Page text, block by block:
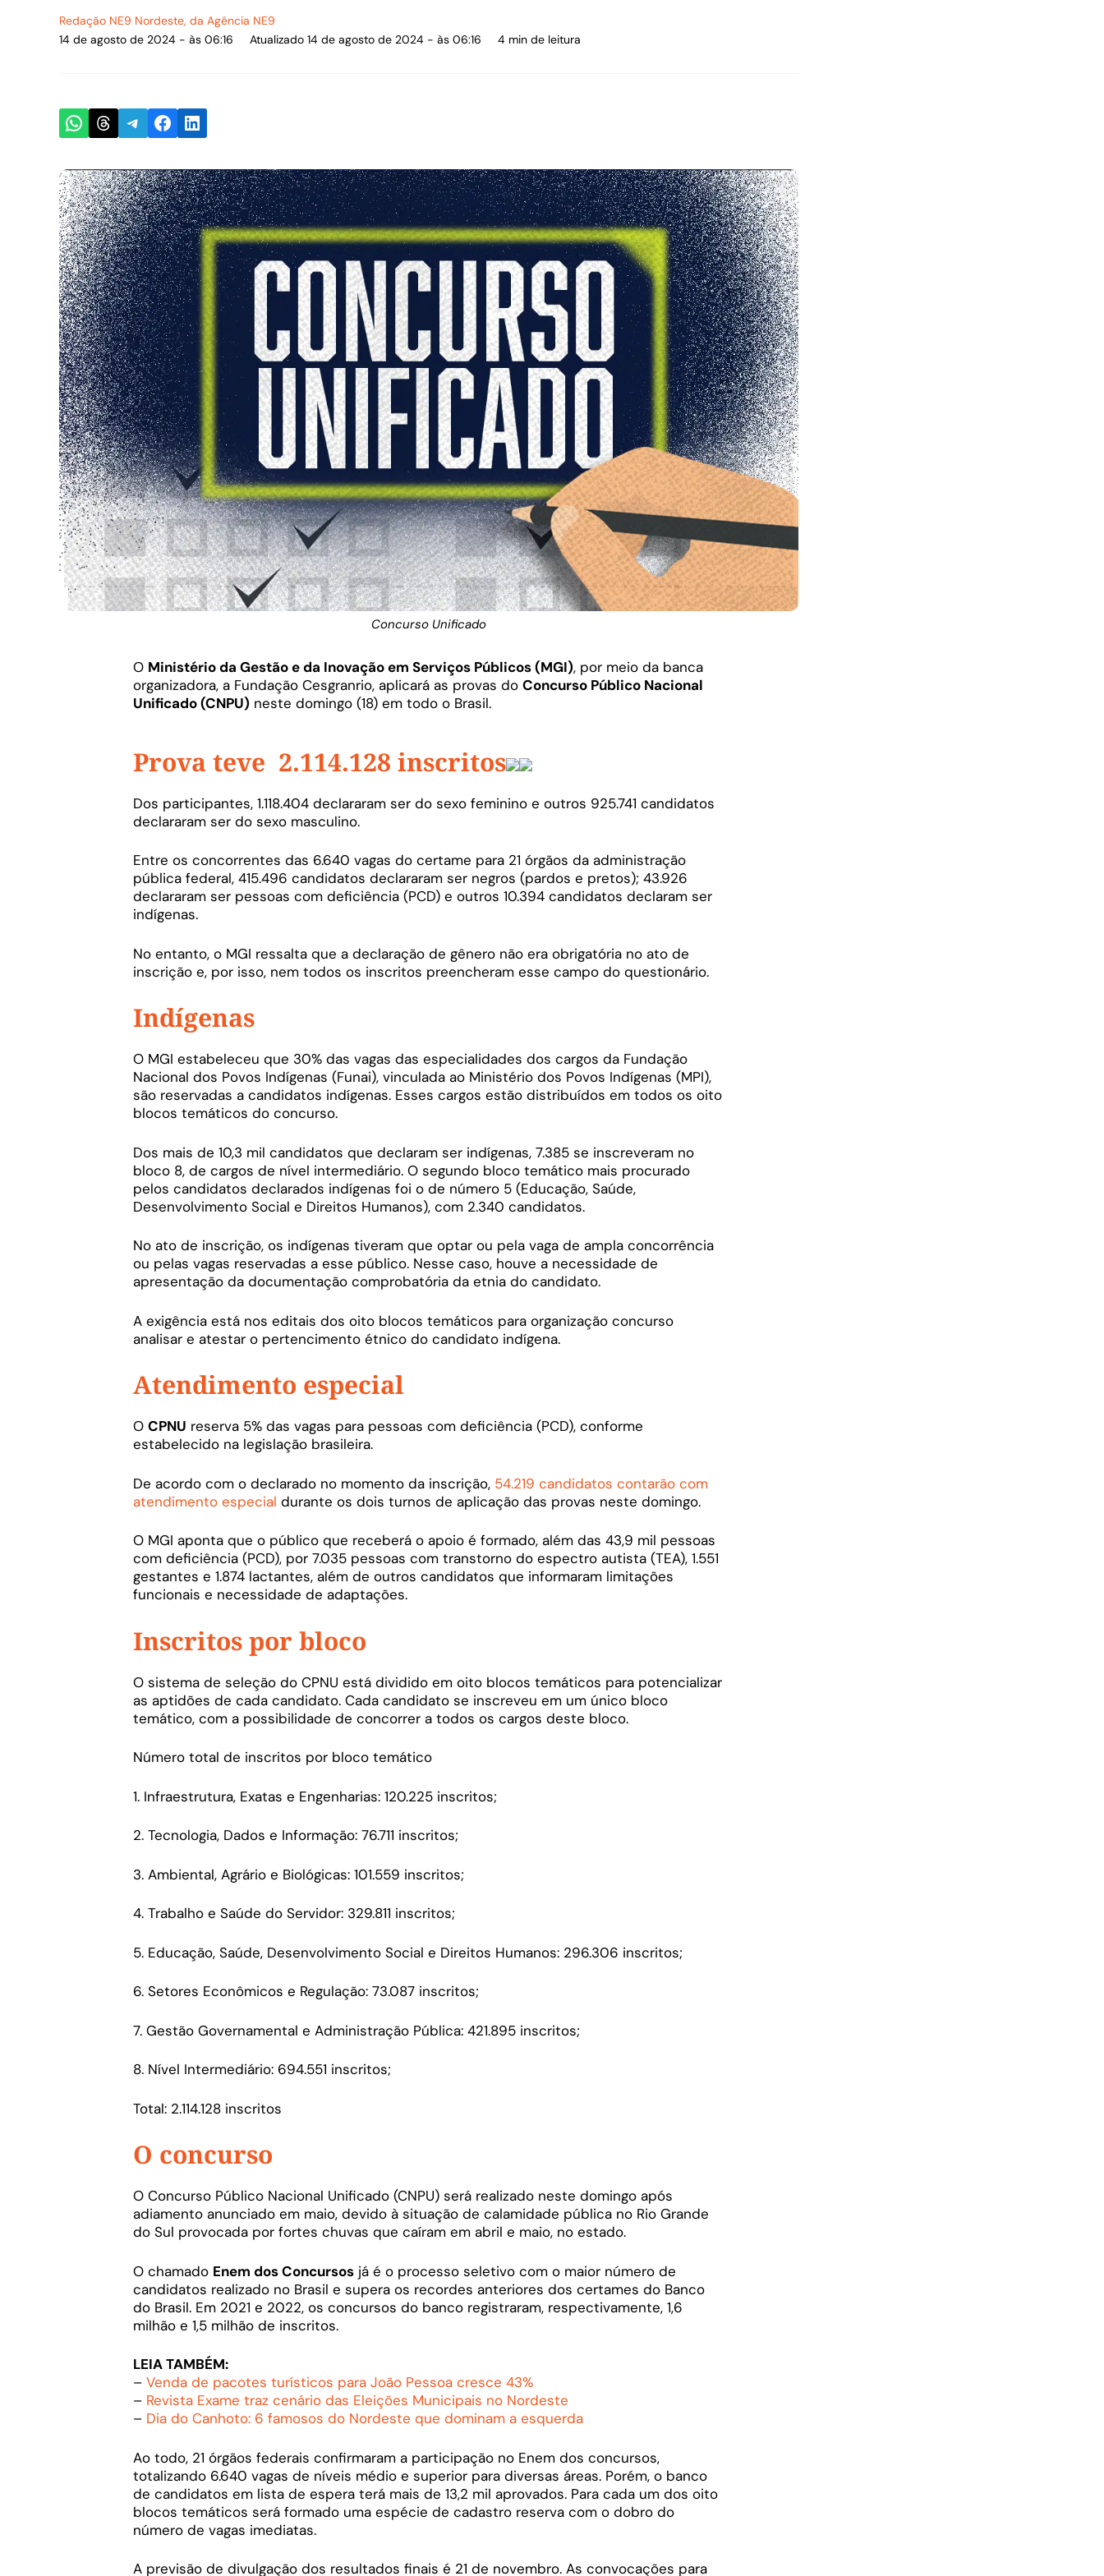
Redação NE9 Nordeste, da Agência NE9
14 de agosto de 2024 - às 06:16
Atualizado 14 de agosto de 2024 - às 06:16 4 min de leitura
Share on WhatsApp
Share on Threads
Share on Telegram
Share on Facebook
Share on LinkedIn
Concurso Unificado
O Ministério da Gestão e da Inovação em Serviços Públicos (MGI), por meio da banca
organizadora, a Fundação Cesgranrio, aplicará as provas do Concurso Público Nacional
Unificado (CNPU) neste domingo (18) em todo o Brasil.
Prova teve 2.114.128 inscritos
Dos participantes, 1.118.404 declararam ser do sexo feminino e outros 925.741 candidatos
declararam ser do sexo masculino.
Entre os concorrentes das 6.640 vagas do certame para 21 órgãos da administração
pública federal, 415.496 candidatos declararam ser negros (pardos e pretos); 43.926
declararam ser pessoas com deficiência (PCD) e outros 10.394 candidatos declaram ser
indígenas.
No entanto, o MGI ressalta que a declaração de gênero não era obrigatória no ato de
inscrição e, por isso, nem todos os inscritos preencheram esse campo do questionário.
Indígenas
O MGI estabeleceu que 30% das vagas das especialidades dos cargos da Fundação
Nacional dos Povos Indígenas (Funai), vinculada ao Ministério dos Povos Indígenas (MPI),
são reservadas a candidatos indígenas. Esses cargos estão distribuídos em todos os oito
blocos temáticos do concurso.
Dos mais de 10,3 mil candidatos que declaram ser indígenas, 7.385 se inscreveram no
bloco 8, de cargos de nível intermediário. O segundo bloco temático mais procurado
pelos candidatos declarados indígenas foi o de número 5 (Educação, Saúde,
Desenvolvimento Social e Direitos Humanos), com 2.340 candidatos.
No ato de inscrição, os indígenas tiveram que optar ou pela vaga de ampla concorrência
ou pelas vagas reservadas a esse público. Nesse caso, houve a necessidade de
apresentação da documentação comprobatória da etnia do candidato.
A exigência está nos editais dos oito blocos temáticos para organização concurso
analisar e atestar o pertencimento étnico do candidato indígena.
Atendimento especial
O CPNU reserva 5% das vagas para pessoas com deficiência (PCD), conforme
estabelecido na legislação brasileira.
De acordo com o declarado no momento da inscrição, 54.219 candidatos contarão com
atendimento especial durante os dois turnos de aplicação das provas neste domingo.
O MGI aponta que o público que receberá o apoio é formado, além das 43,9 mil pessoas
com deficiência (PCD), por 7.035 pessoas com transtorno do espectro autista (TEA), 1.551
gestantes e 1.874 lactantes, além de outros candidatos que informaram limitações
funcionais e necessidade de adaptações.
Inscritos por bloco
O sistema de seleção do CPNU está dividido em oito blocos temáticos para potencializar
as aptidões de cada candidato. Cada candidato se inscreveu em um único bloco
temático, com a possibilidade de concorrer a todos os cargos deste bloco.
Número total de inscritos por bloco temático
1. Infraestrutura, Exatas e Engenharias: 120.225 inscritos;
2. Tecnologia, Dados e Informação: 76.711 inscritos;
3. Ambiental, Agrário e Biológicas: 101.559 inscritos;
4. Trabalho e Saúde do Servidor: 329.811 inscritos;
5. Educação, Saúde, Desenvolvimento Social e Direitos Humanos: 296.306 inscritos;
6. Setores Econômicos e Regulação: 73.087 inscritos;
7. Gestão Governamental e Administração Pública: 421.895 inscritos;
8. Nível Intermediário: 694.551 inscritos;
Total: 2.114.128 inscritos
O concurso
O Concurso Público Nacional Unificado (CNPU) será realizado neste domingo após
adiamento anunciado em maio, devido à situação de calamidade pública no Rio Grande
do Sul provocada por fortes chuvas que caíram em abril e maio, no estado.
O chamado Enem dos Concursos já é o processo seletivo com o maior número de
candidatos realizado no Brasil e supera os recordes anteriores dos certames do Banco
do Brasil. Em 2021 e 2022, os concursos do banco registraram, respectivamente, 1,6
milhão e 1,5 milhão de inscritos.
LEIA TAMBÉM:
– Venda de pacotes turísticos para João Pessoa cresce 43%
– Revista Exame traz cenário das Eleições Municipais no Nordeste
– Dia do Canhoto: 6 famosos do Nordeste que dominam a esquerda
Ao todo, 21 órgãos federais confirmaram a participação no Enem dos concursos,
totalizando 6.640 vagas de níveis médio e superior para diversas áreas. Porém, o banco
de candidatos em lista de espera terá mais de 13,2 mil aprovados. Para cada um dos oito
blocos temáticos será formado uma espécie de cadastro reserva com o dobro do
número de vagas imediatas.
A previsão de divulgação dos resultados finais é 21 de novembro. As convocações para